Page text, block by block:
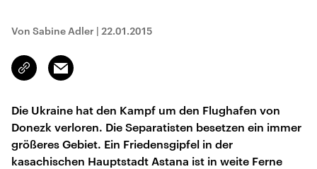
Von Sabine Adler | 22.01.2015
Link
kopieren/teilen
Email
Die Ukraine hat den Kampf um den Flughafen von
Donezk verloren. Die Separatisten besetzen ein immer
größeres Gebiet. Ein Friedensgipfel in der
kasachischen Hauptstadt Astana ist in weite Ferne